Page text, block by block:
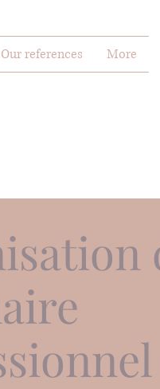
Our references More